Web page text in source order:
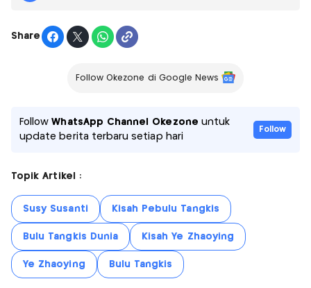
Share
Follow Okezone di Google News
FollowWhatsApp Channel Okezone untuk
update berita terbaru setiap hari
Follow
Topik Artikel :
Susy Susanti Kisah Pebulu Tangkis
Bulu Tangkis Dunia Kisah Ye Zhaoying
Ye Zhaoying Bulu Tangkis